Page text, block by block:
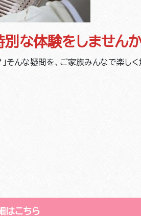
別な体験をしません
そんな疑問を、ご家族みんなで楽しく
はこちら